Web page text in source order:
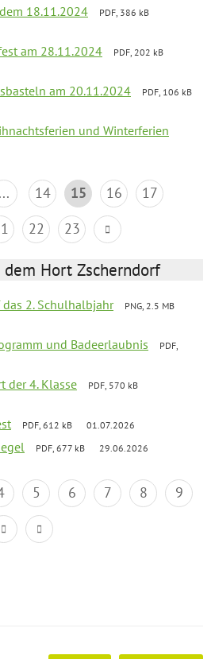
18.11.2024
PDF, 386 kB
am 28.11.2024
PDF, 202 kB
am 20.11.2024
PDF, 106 kB
und Winterferien
... 14 15 16
17
22 23
Hort Zscherndorf
2. Schulhalbjahr
PNG, 2.5 MB
und Badeerlaubnis
PDF,
der 4. Klasse
PDF, 570 kB
PDF, 612 kB 01.07.2026
PDF, 677 kB 29.06.2026
5 6 7 8
9